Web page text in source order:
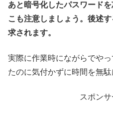
あと暗号化したパスワード
こも注意しましょう。後述
求されます。
実際に作業時にながらでや
たのに気付かずに時間を無駄
スポン